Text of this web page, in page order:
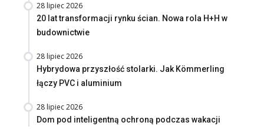
28 lipiec 2026
20 lat transformacji rynku ścian. Nowa rola H+H w
budownictwie
28 lipiec 2026
Hybrydowa przyszłość stolarki. Jak Kömmerling
łączy PVC i aluminium
28 lipiec 2026
Dom pod inteligentną ochroną podczas wakacji